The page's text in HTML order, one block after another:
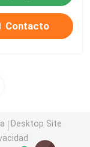
Contacto
Desktop Site